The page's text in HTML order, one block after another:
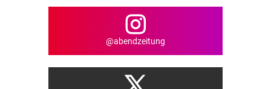
@abendzeitung